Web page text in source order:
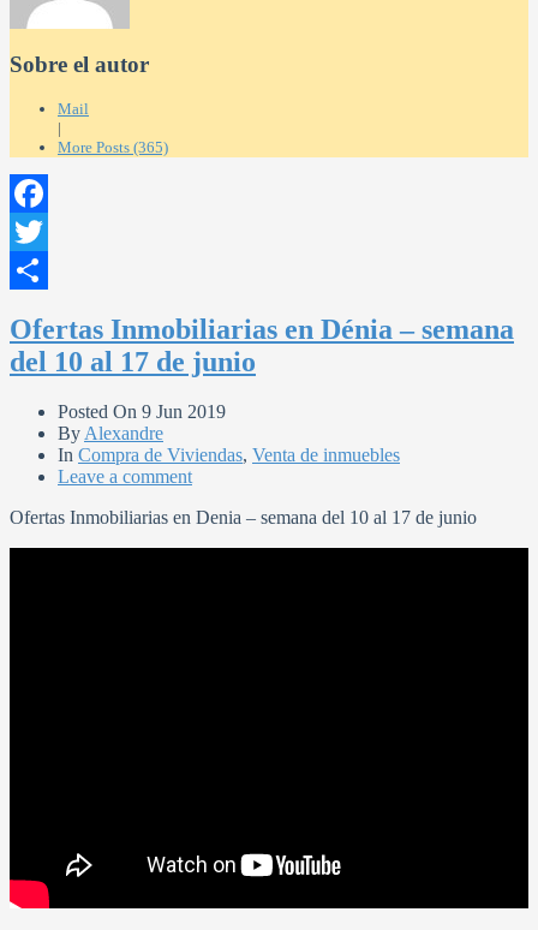
Sobre el autor
Mail
|
More Posts (365)
Facebook
Twitter
Ofertas Inmobiliarias en Dénia – semana
del 10 al 17 de junio
Posted On 9 Jun 2019
ByAlexandre
In Compra de Viviendas, Venta de inmuebles
Leave a comment
Ofertas Inmobiliarias en Denia – semana del 10 al 17 de junio